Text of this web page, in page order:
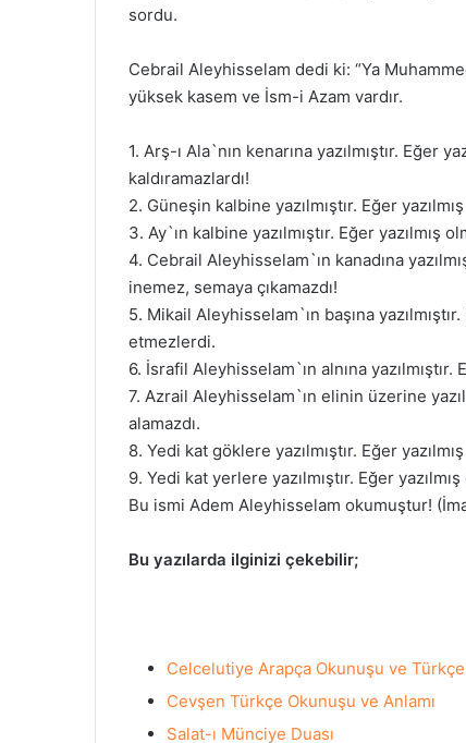
sordu.
Cebrail Aleyhisselam dedi ki: “Ya
yüksek kasem ve İsm-i Azam vardır.
1. Arş-ı Ala`nın kenarına yazılmıştır. Eğer
kaldıramazlardı!
2. Güneşin kalbine yazılmıştır. Eğer
3. Ay`ın kalbine yazılmıştır. Eğer yazılmış
4. Cebrail Aleyhisselam`ın kanadına
inemez, semaya çıkamazdı!
5. Mikail Aleyhisselam`ın başına
etmezlerdi.
6. İsrafil Aleyhisselam`ın alnına
7. Azrail Aleyhisselam`ın elinin üzerine
alamazdı.
8. Yedi kat göklere yazılmıştır. Eğer
9. Yedi kat yerlere yazılmıştır. Eğer
Bu ismi Adem Aleyhisselam okumuştur!
Bu yazılarda ilginizi çekebilir;
Celcelutiye Arapça Okunuşu ve
Cevşen Türkçe Okunuşu ve Anlamı
Salat-ı Münciye Duası